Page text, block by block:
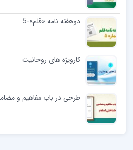
دوهفته نامه «قلم»-5
کارویژه های روحانیت
طرحی در باب مفاهیم و